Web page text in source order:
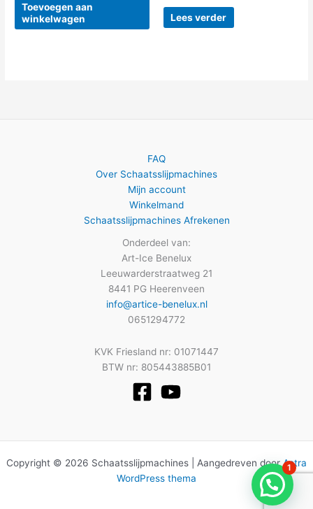
Toevoegen aan
winkelwagen
Lees verder
FAQ
Over Schaatsslijpmachines
Mijn account
Winkelmand
Schaatsslijpmachines Afrekenen
Onderdeel van:
Art-Ice Benelux
Leeuwarderstraatweg 21
8441 PG Heerenveen
info@artice-benelux.nl
0651294772
KVK Friesland nr: 01071447
BTW nr: 805443885B01
Copyright © 2026 Schaatsslijpmachines | Aangedreven doorAstra
WordPress thema
1